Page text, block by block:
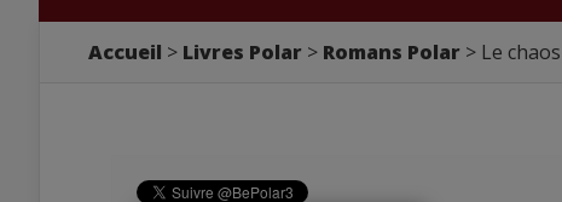
Accueil Livres Polar Romans Polar Le